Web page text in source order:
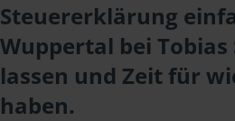
Steuererklärung
Wuppertal bei Tobias
lassen und Zeit für
haben.